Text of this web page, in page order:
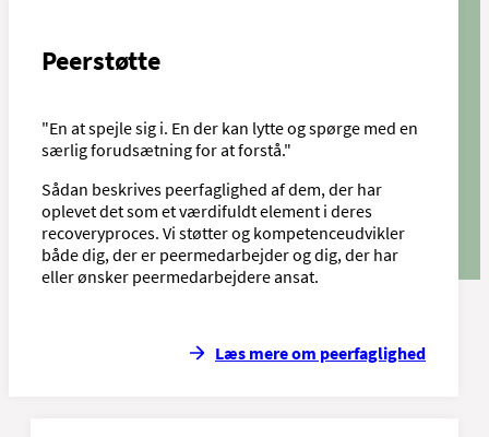
Peerstøtte
"En at spejle sig i. En der kan lytte og spørge med en
særlig forudsætning for at forstå."
Sådan beskrives peerfaglighed af dem, der har
oplevet det som et værdifuldt element i deres
recoveryproces. Vi støtter og kompetenceudvikler
både dig, der er peermedarbejder og dig, der har
eller ønsker peermedarbejdere ansat.
Læs mere om peerfaglighed